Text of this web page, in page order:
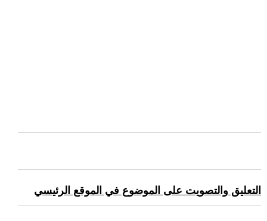
التعليق والتصويت على الموضوع في الموقع الرئيسي